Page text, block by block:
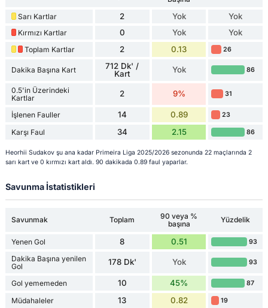
Sarı Kartlar 2 Yok Yok
Kırmızı Kartlar 0 Yok Yok
Toplam Kartlar 2 0.13 26
Dakika Başına Kart
712 Dk' /
Kart
Yok 86
0.5'in Üzerindeki
Kartlar
2 9% 31
İşlenen Fauller 14 0.89 23
Karşı Faul 34 2.15 86
Heorhii Sudakov şu ana kadar Primeira Liga 2025/2026 sezonunda 22 maçlarında 2
sarı kart ve 0 kırmızı kart aldı. 90 dakikada 0.89 faul yaparlar.
Savunma İstatistikleri
Savunmak Toplam
90 veya %
başına
Yüzdelik
Yenen Gol 8 0.51 93
Dakika Başına yenilen
Gol
178 Dk' Yok 93
Gol yememeden 10 45% 87
Müdahaleler 13 0.82 19